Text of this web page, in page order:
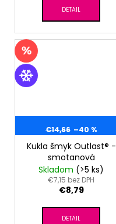
DETAIL
€14,66 –40 %
Kukla šmyk Outlast® -
smotanová
Skladom (>5 ks)
€7,15 bez DPH
€8,79
DETAIL